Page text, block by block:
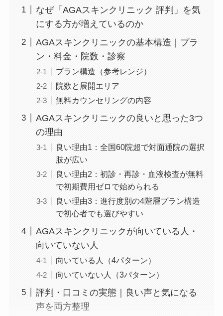
なぜ「AGAスキンクリニック 評判」を気
にする方が増えているのか
AGAスキンクリニックの基本構造｜プラ
ン・料金・院数・診察
プラン構造（参考レンジ）
院数と展開エリア
無料カウンセリングの内容
AGAスキンクリニックの良いと思った3つ
の理由
良い理由1：全国60院超で対面通院の選択
肢が広い
良い理由2：初診・再診・血液検査が無料
で初期費用ゼロで始められる
良い理由3：進行度別の4階層プラン構造
で初心者でも選びやすい
AGAスキンクリニックが向いている人・
向いていない人
向いている人（4パターン）
向いていない人（3パターン）
評判・口コミの実態｜良い声と気になる
声を両方整理